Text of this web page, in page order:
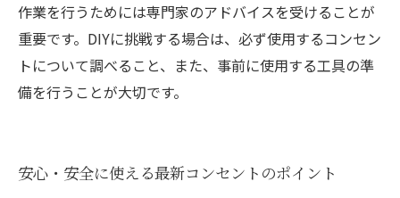
作業を行うためには専門家のアドバイスを受けることが
重要です。DIYに挑戦する場合は、必ず使用するコンセン
トについて調べること、また、事前に使用する工具の準
備を行うことが大切です。
安心・安全に使える最新コンセントのポイント